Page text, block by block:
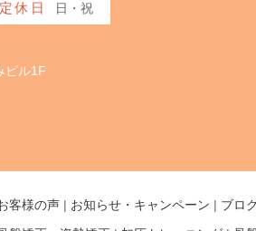
定休日 日・祝
ビル1F
客様の声 | お知らせ・キャンペーン | ブロ